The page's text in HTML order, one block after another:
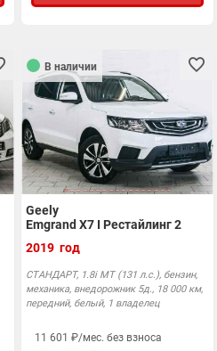
В наличии
Geely
Emgrand X7 I Рестайлинг 2
2019 год
СТАНДАРТ, 1.8i MT (131 л.с.), бензин,
механика, внедорожник 5д., 18 000 км,
передний, белый, 1 владелец
11 601 ₽/мес. без взноса